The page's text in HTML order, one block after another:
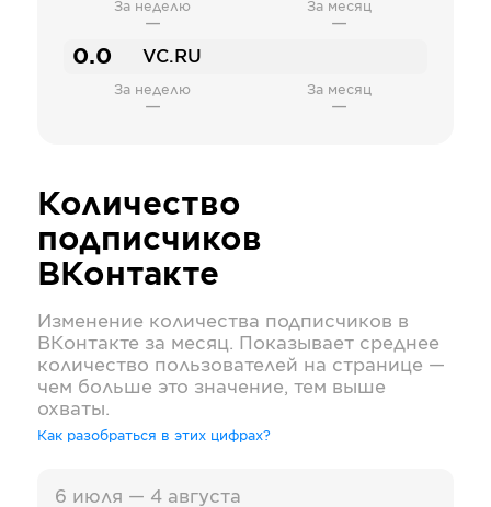
За неделю
—
За месяц
—
0.0 VC.RU
За неделю
—
За месяц
—
Количество
подписчиков
ВКонтакте
Изменение количества подписчиков в
ВКонтакте за месяц. Показывает среднее
количество пользователей на странице —
чем больше это значение, тем выше
охваты.
Как разобраться в этих цифрах?
6 июля — 4 августа